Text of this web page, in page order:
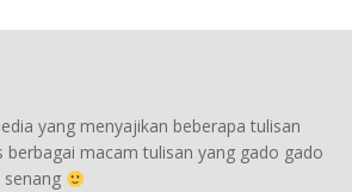
yang menyajikan beberapa tulisan
berbagai macam tulisan yang gado gado